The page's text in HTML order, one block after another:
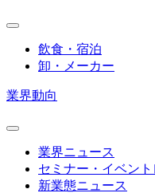
飲食・宿泊
卸・メーカー
業界動向
業界ニュース
セミナー・イベント
新業態ニュース